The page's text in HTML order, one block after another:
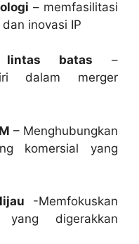
– memfasilitasi
inovasi IP
lintas batas –
dalam merger
– Menghubungkan
komersial yang
-Memfokuskan
yang digerakkan